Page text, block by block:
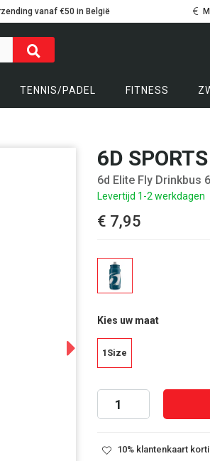
vanaf €50 in België
TENNIS/PADEL FITNESS
6D
6d Elite Fly Drinkbus
Levertijd 1-2 werkdagen
€ 7,95
Kies uw maat
1Size
10% klantenkaart